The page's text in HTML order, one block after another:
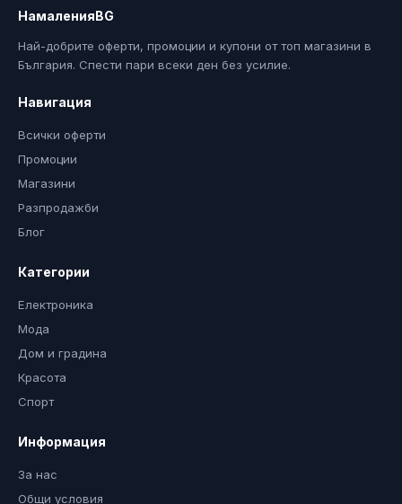
НамаленияBG
Най-добрите оферти, промоции и купони от топ магазини в
България. Спести пари всеки ден без усилие.
Навигация
Всички оферти
Промоции
Магазини
Разпродажби
Блог
Категории
Електроника
Мода
Дом и градина
Красота
Спорт
Информация
За нас
Общи условия